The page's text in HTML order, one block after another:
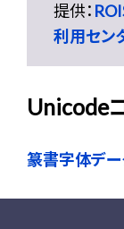
提供：
利用セン
Unicode
篆書字体デー